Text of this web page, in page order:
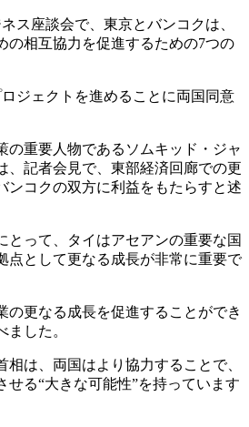
ス座談会で、東京とバンコクは、
の相互協力を促進するための7つの
ジェクトを進めることに両国同意
の重要人物であるソムキッド・ジャ
、記者会見で、東部経済回廊での更
ンコクの双方に利益をもたらすと述
とって、タイはアセアンの重要な国
点として更なる成長が非常に重要で
の更なる成長を促進することができ
ました。
相は、両国はより協力することで、
せる“大きな可能性”を持っています